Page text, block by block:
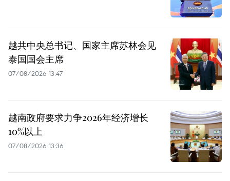
越共中央总书记、国家主席苏林会见
泰国国会主席
07/08/2026 13:47
越南政府要求力争2026年经济增长
10%以上
07/08/2026 13:36